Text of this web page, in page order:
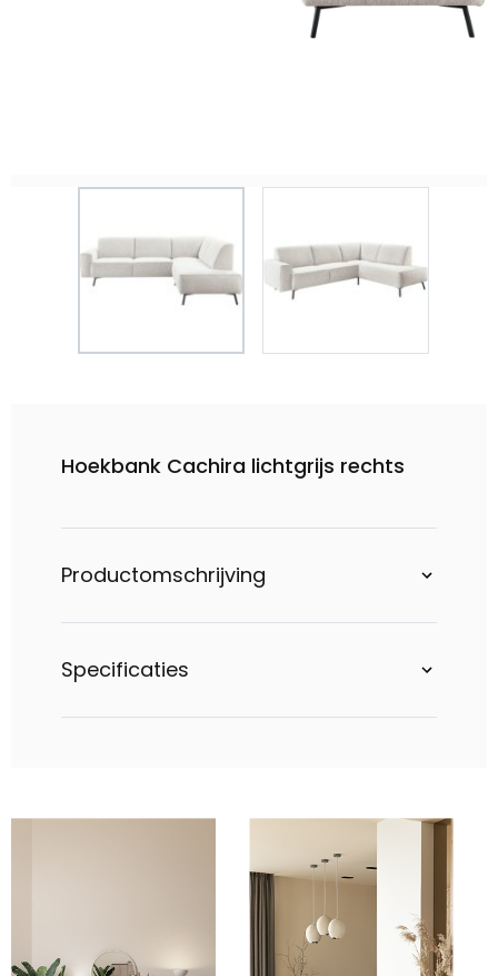
Hoekbank Cachira lichtgrijs rechts
Productomschrijving
Specificaties